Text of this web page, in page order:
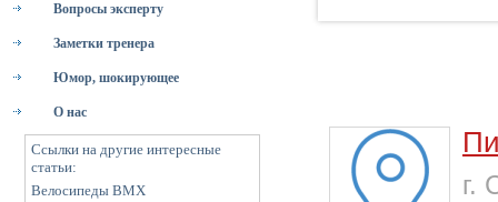
Вопросы эксперту
Заметки тренера
Юмор, шокирующее
О нас
Ссылки на другие интересные
статьи:
Велосипеды BMX
г.